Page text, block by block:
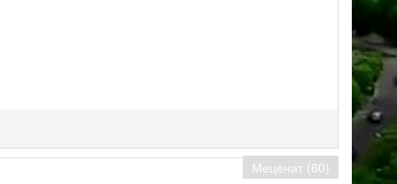
Меценат (60)